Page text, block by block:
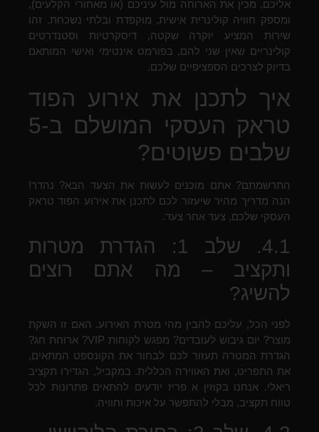
אליכם, מכין את הארוחה מול עיניכם (או מאחורי הקלעים),
ומספק חוויה קולינרית אישית, מוקפדת ובלתי נשכחת. זהו
שירות המציע יוקרה שקטה, דיסקרטיות וסטנדרטים
קולינריים שאין שני להם, בפורמט אינטימי ואישי המותאם
בדיוק לצרכים הספציפיים שלכם.
איך לתכנן את אירוע הפוד
טראק העסקי המושלם ב-5
שלבים פשוטים?
התרשמתם? אתם מוכנים לעשות את הצעד הבא? נהדר!
הנה מדריך מהיר שיעזור לכם לתכנן את אירוע הפוד טראק
העסקי שלכם, צעד אחר צעד.
4.1. שלב 1: הגדרת מטרות
ותקציב – מה אתם רוצים
להשיג?
לפני הכל, עליכם להבין מהי מטרת האירוע. האם זו השקת
מוצר? יום גיבוש לעובדים? מפגש לקוחות VIP? ארוחת חג?
הגדרת המטרה תעזור לכם לבחור את הקונספט המתאים,
את התפריט, ואת האווירה הכללית. במקביל, הגדירו תקציב
ריאלי. אנחנו בקוזין א פריז יודעים להתאים פתרונות לכל
טווח תקציב, מבלי להתפשר על איכות וחוויה.